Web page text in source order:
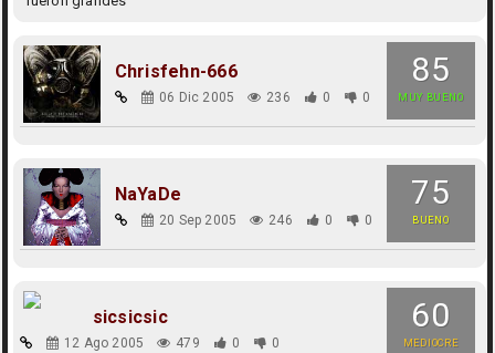
85
MUY BUENO
Chrisfehn-666
06 Dic 2005 236 0 0
75
BUENO
NaYaDe
20 Sep 2005 246 0 0
60
MEDIOCRE
sicsicsic
12 Ago 2005 479 0 0